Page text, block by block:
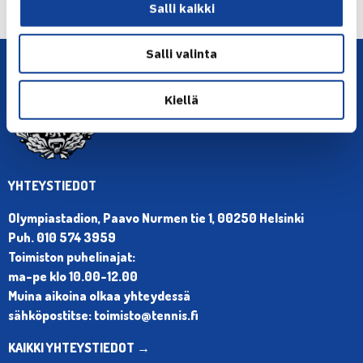
Salli kaikki
Salli valinta
Kiellä
YHTEYSTIEDOT
Olympiastadion, Paavo Nurmen tie 1, 00250 Helsinki
Puh. 010 574 3959
Toimiston puhelinajat:
ma-pe klo 10.00-12.00
Muina aikoina olkaa yhteydessä
sähköpostitse: toimisto@tennis.fi
KAIKKI YHTEYSTIEDOT →